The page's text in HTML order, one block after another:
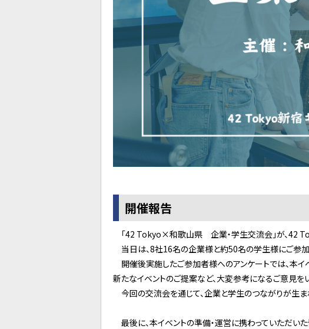
開催報告
「42 Tokyo×和歌山県 企業・学生交流会」が、42
当日は、8社16名の企業様と約50名の学生様にご参加
開催後実施したご参加者様へのアンケートでは、本
新たなイベントのご提案など、大変参考になるご意見を
今回の交流会を通じて、企業と学生のつながりが生ま
最後に、本イベントの準備・運営に携わっていただい